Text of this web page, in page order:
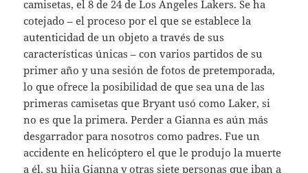
camisetas, el 8 de 24 de Los Angeles Lakers. Se ha
cotejado – el proceso por el que se establece la
autenticidad de un objeto a través de sus
características únicas – con varios partidos de su
primer año y una sesión de fotos de pretemporada,
lo que ofrece la posibilidad de que sea una de las
primeras camisetas que Bryant usó como Laker, si
no es que la primera. Perder a Gianna es aún más
desgarrador para nosotros como padres. Fue un
accidente en helicóptero el que le produjo la muerte
a él, su hija Gianna y otras siete personas que iban a